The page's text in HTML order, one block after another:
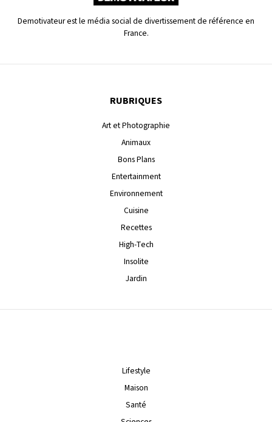
Demotivateur est le média social de divertissement de référence en
France.
RUBRIQUES
Art et Photographie
Animaux
Bons Plans
Entertainment
Environnement
Cuisine
Recettes
High-Tech
Insolite
Jardin
Lifestyle
Maison
Santé